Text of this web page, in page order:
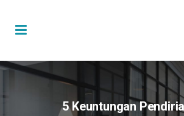
5 Keuntungan